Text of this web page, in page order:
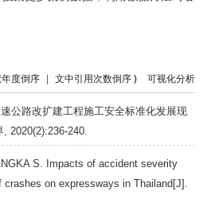
度倒序 文中引用次数倒序 ) 可视化分析
公路改扩建工程施工安全标准化发展现
, 2020(2):236-240.
S. Impacts of accident severity
on expressways in Thailand[J].